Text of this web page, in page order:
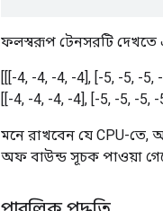
ফলস্বরূপ টেনসরটি দেখতে
[[[-4, -4, -4, -4], [-5, -5, -5,
[[-4, -4, -4, -4], [-5, -5, -5, -
মনে রাখবেন যে CPU-
অফ বাউন্ড সূচক পাওয়া